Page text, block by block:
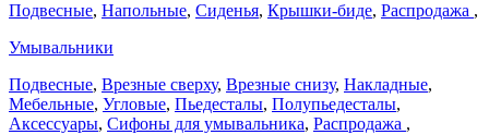
Подвесные, Напольные, Сиденья, Крышки-биде, Распродажа ,
Умывальники
Подвесные, Врезные сверху, Врезные снизу, Накладные,
Мебельные, Угловые, Пьедесталы, Полупьедесталы,
Аксессуары, Сифоны для умывальника, Распродажа ,